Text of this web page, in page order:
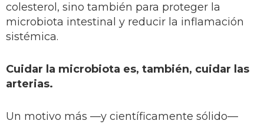
colesterol, sino también para proteger la
microbiota intestinal y reducir la inflamación
sistémica.
Cuidar la microbiota es, también, cuidar las
arterias.
Un motivo más —y científicamente sólido—